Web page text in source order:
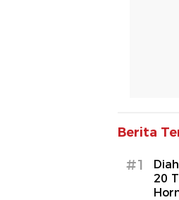
Berita
#1
20